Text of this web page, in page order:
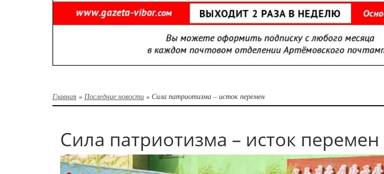
Главная » Последние новости » Сила патриотизма – исток перемен
Сила патриотизма – исток перемен